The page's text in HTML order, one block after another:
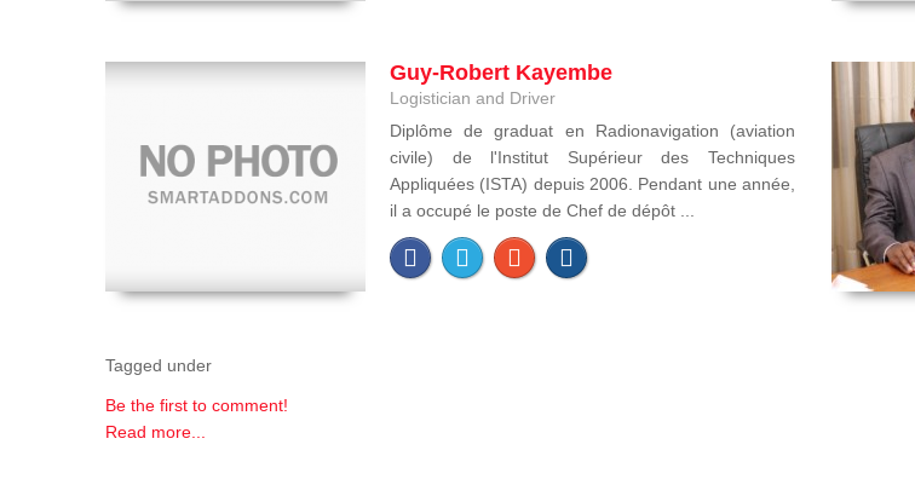
Guy-Robert Kayembe
Logistician and Driver
Diplôme de graduat en Radionavigation (aviation
civile) de l'Institut Supérieur des Techniques
Appliquées (ISTA) depuis 2006. Pendant une année,
il a occupé le poste de Chef de dépôt ...
Tagged under
Be the first to comment!
Read more...